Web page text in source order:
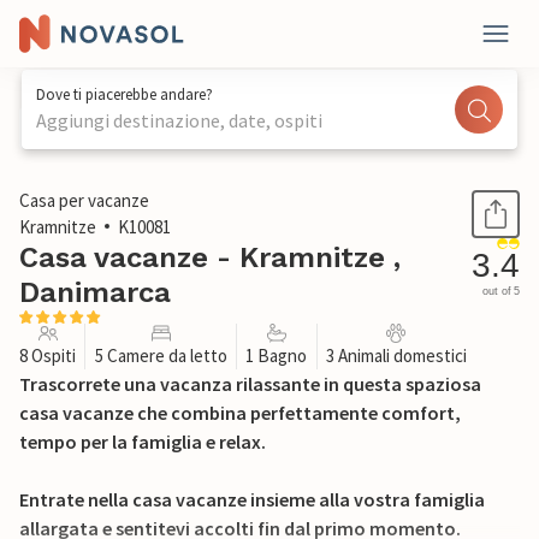
Dove ti piacerebbe andare?
Aggiungi destinazione, date, ospiti
1 / 25
Casa per vacanze
Kramnitze
K10081
Casa vacanze - Kramnitze ,
Danimarca
3.4
out of 5
8 Ospiti 5 Camere da letto 1 Bagno 3 Animali domestici
Trascorrete una vacanza rilassante in questa spaziosa
casa vacanze che combina perfettamente comfort,
tempo per la famiglia e relax.
Entrate nella casa vacanze insieme alla vostra famiglia
allargata e sentitevi accolti fin dal primo momento.